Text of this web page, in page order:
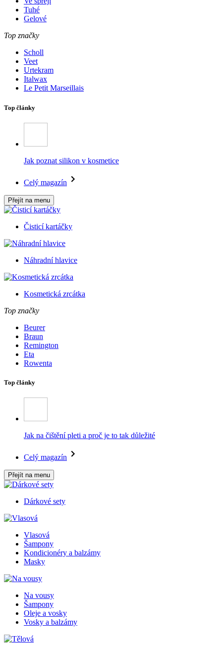
Tuhé
Gelové
Top značky
Scholl
Veet
Urtekram
Italwax
Le Petit Marseillais
Top články
Jak poznat silikon v kosmetice
Celý magazín
Přejít na menu
Čisticí kartáčky
Náhradní hlavice
Kosmetická zrcátka
Top značky
Beurer
Braun
Remington
Eta
Rowenta
Top články
Jak na čištění pleti a proč je to tak důležité
Celý magazín
Přejít na menu
Dárkové sety
Vlasová
Šampony
Kondicionéry a balzámy
Masky
Na vousy
Šampony
Oleje a vosky
Vosky a balzámy